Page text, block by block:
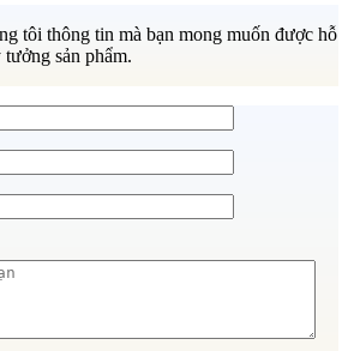
tôi thông tin mà bạn mong muốn được hỗ
sản phẩm.